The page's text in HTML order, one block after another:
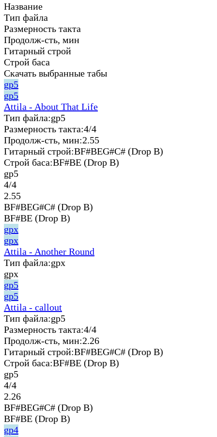
Название
Тип файла
Размерность такта
Продолж-сть, мин
Гитарный строй
Строй баса
Скачать выбранные табы
gp5
gp5
Attila - About That Life
Тип файла:gp5
Размерность такта:4/4
Продолж-сть, мин:2.55
Гитарный строй:BF#BEG#C# (Drop B)
Строй баса:BF#BE (Drop B)
gp5
4/4
2.55
BF#BEG#C# (Drop B)
BF#BE (Drop B)
gpx
gpx
Attila - Another Round
Тип файла:gpx
gpx
gp5
gp5
Attila - callout
Тип файла:gp5
Размерность такта:4/4
Продолж-сть, мин:2.26
Гитарный строй:BF#BEG#C# (Drop B)
Строй баса:BF#BE (Drop B)
gp5
4/4
2.26
BF#BEG#C# (Drop B)
BF#BE (Drop B)
gp4